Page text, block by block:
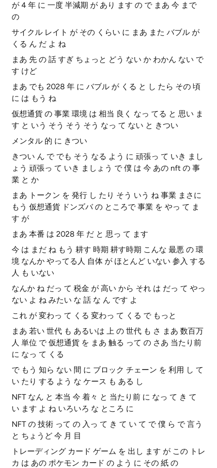
が 4 年 に 一度 半減期 が あり ます の で まあ 今 まで
の
サイクル レイト が その くらい に まあ また バブル が
くる ん だ よ ね
まあ 先 の 話 すぎ ちょっと どう ない か わかん ない で
す けど
まあ でも 2028 年 に バブル が くる と し たら その 頃
に は もう ね
仮想通貨 の 事業 環境 は 相当 良く なっ てる と 思い ま
す と いう そう そう そう なっ て ない と きつい
メンタル 的 に きつい
きつい ん で でも そう なる よう に 頑張っ て いき まし
ょう 頑張っ て いき ましょう で 僕 は 今 あの nft の 事
業 と か
まあ トークン を 発行 し たり そう いう ね 事業 まさに
もう 仮想通貨 ドンズバ の ところで 事業 を やっ て ま
す が
まあ 本番 は 2028 年 だ と 思っ て ます
今 は まだ ね もう 耕す 時期 耕す時期 こんな 最悪 の 環
境 なんか やってる人 自体 が ほとんど いない 参入 する
人 も いない
なんか ね だっ て 税金 が 高い から それ は だっ て やっ
ない よ ね みたい な 話 な ん です よ
これ が 変わっ て くる 変わっ て くる で もっと
まあ 若い 世代 も あるいは 上 の 世代 も さ まあ 数百万
人 単位 で 仮想通貨 を まあ 触る って の さあ 当たり前
に なっ て くる
で もう 知ら ない 間 に ブロック チェーン を 利用 し て
い たり する よう な ケース も ある し
NFT なん と 本当 今 着々 と 当たり前 に なっ て き て
い ます よ ね いろいろ な ところ に
NFT の 技術 って の 入っ て き て い て で 僕 ら で 言う
と ちょうど 今 月 目
トレーディング カード ゲーム を 出し ます が この トレ
カ は あの ポケモン カード の よう に その 紙 の